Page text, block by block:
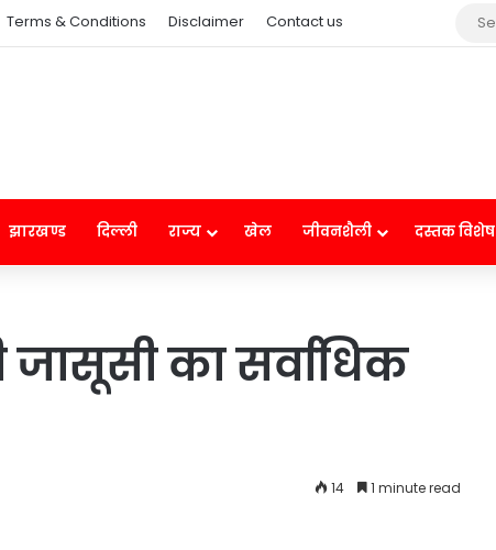
Terms & Conditions Disclaimer Contact us
झारखण्ड दिल्ली राज्य खेल जीवनशैली दस्तक विशेष
जासूसी का सर्वाधिक
14 1 minute read